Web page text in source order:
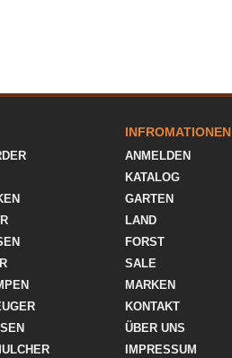
INFROMATIONEN
ANMELDEN
KATALOG
GARTEN
LAND
FORST
SALE
MARKEN
KONTAKT
ÜBER UNS
IMPRESSUM